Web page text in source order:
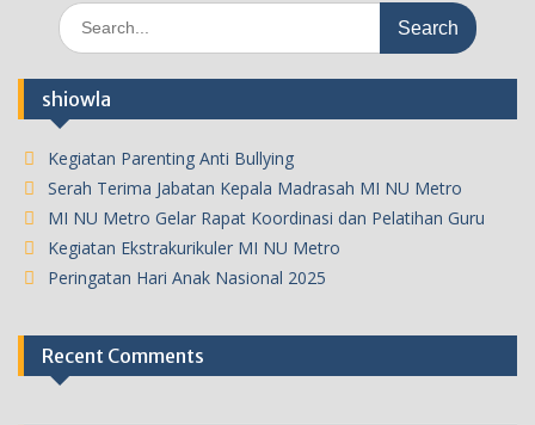
Search
for:
shiowla
Kegiatan Parenting Anti Bullying
Serah Terima Jabatan Kepala Madrasah MI NU Metro
MI NU Metro Gelar Rapat Koordinasi dan Pelatihan Guru
Kegiatan Ekstrakurikuler MI NU Metro
Peringatan Hari Anak Nasional 2025
Recent Comments